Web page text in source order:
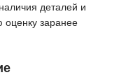
деталей и
оценку заранее